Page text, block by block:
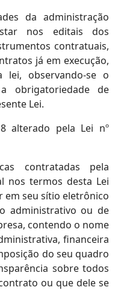
da administração
nos editais dos
contratuais,
já em execução,
lei, observando-se o
obrigatoriedade de
Lei.
alterado pela Lei nº
contratadas pela
nos termos desta Lei
em seu sítio eletrônico
administrativo ou de
contendo o nome
financeira
do seu quadro
sobre todos
ou que dele se